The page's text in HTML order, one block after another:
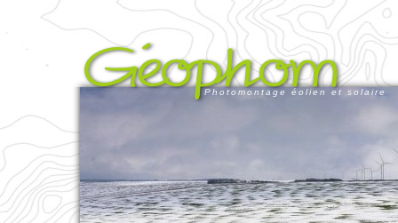
Photomontage éolien et solaire